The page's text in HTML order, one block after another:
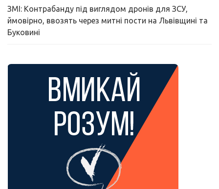
ЗМІ: Контрабанду під виглядом дронів для ЗСУ,
ймовірно, ввозять через митні пости на Львівщині та
Буковині